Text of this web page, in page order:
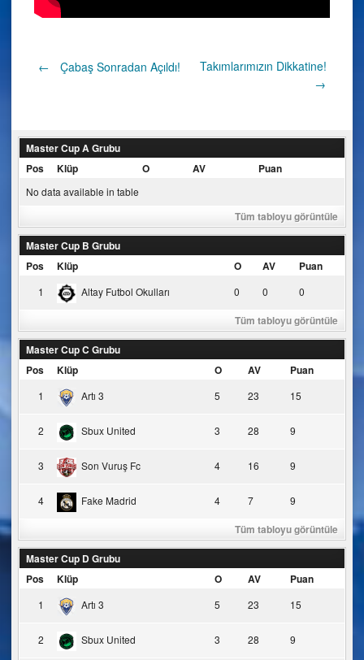
Post
← Çabaş Sonradan Açıldı!
Takımlarımızın Dikkatine!
→
Master Cup A Grubu
Pos
Klüp O AV Puan
No data available in table
Tüm tabloyu görüntüle
Master Cup B Grubu
Pos
Klüp O AV Puan
1 Altay Futbol Okulları 0 0 0
Tüm tabloyu görüntüle
Master Cup C Grubu
Pos
Klüp O AV Puan
1 Artı 3 5 23 15
2 Sbux United 3 28 9
3 Son Vuruş Fc 4 16 9
4 Fake Madrid 4 7 9
Tüm tabloyu görüntüle
Master Cup D Grubu
Pos
Klüp O AV Puan
1 Artı 3 5 23 15
2 Sbux United 3 28 9